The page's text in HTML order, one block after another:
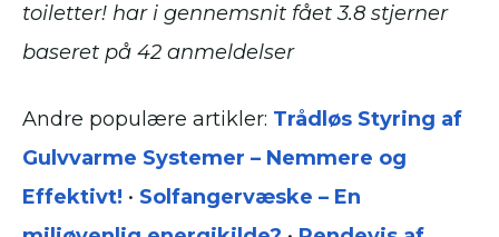
toiletter! har i gennemsnit fået3.8 stjerner
baseret på 42 anmeldelser
Andre populære artikler: Trådløs Styring af
Gulvvarme Systemer – Nemmere og
Effektivt! • Solfangervæske – En